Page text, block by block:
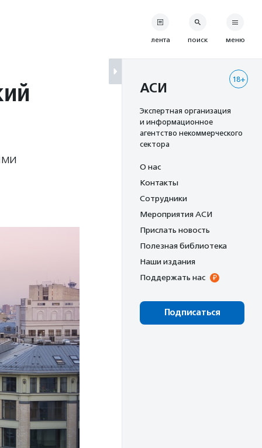
лента поиск меню
18+
АСИ
Экспертная организация
и информационное
агентство некоммерческого
сектора
О нас
Контакты
Сотрудники
Мероприятия АСИ
Прислать новость
Полезная библиотека
Наши издания
Поддержать нас
Подписаться